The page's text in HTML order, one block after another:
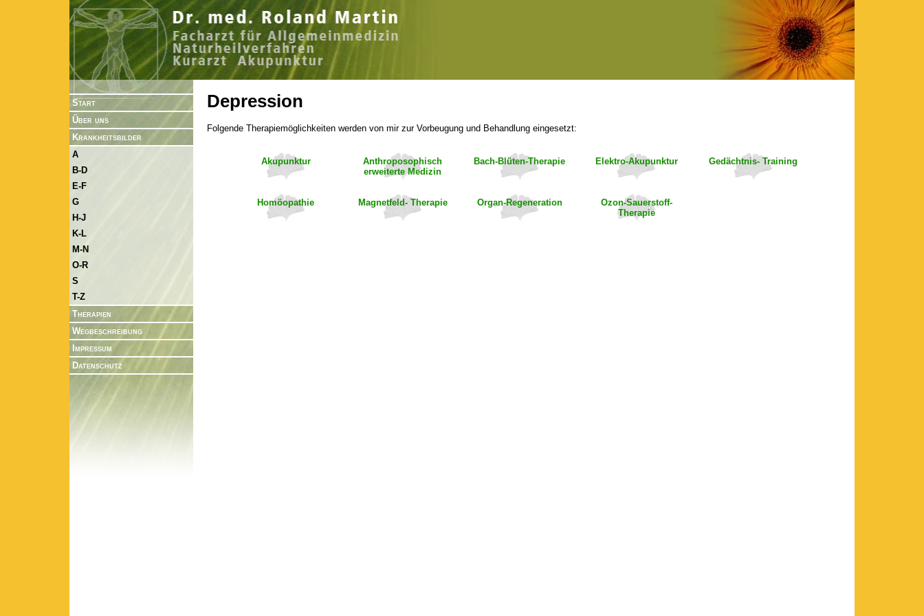
Start
Über uns
Krankheitsbilder
A
B-D
E-F
G
H-J
K-L
M-N
O-R
S
T-Z
Therapien
Wegbeschreibung
Impressum
Datenschutz
Depression
Folgende Therapiemöglichkeiten werden von mir zur Vorbeugung und Behandlung eingesetzt:
Akupunktur
Anthroposophisch
erweiterte Medizin
Bach-Blüten-Therapie Elektro-Akupunktur Gedächtnis- Training
Homöopathie Magnetfeld- Therapie Organ-Regeneration
Ozon-Sauerstoff-
Therapie